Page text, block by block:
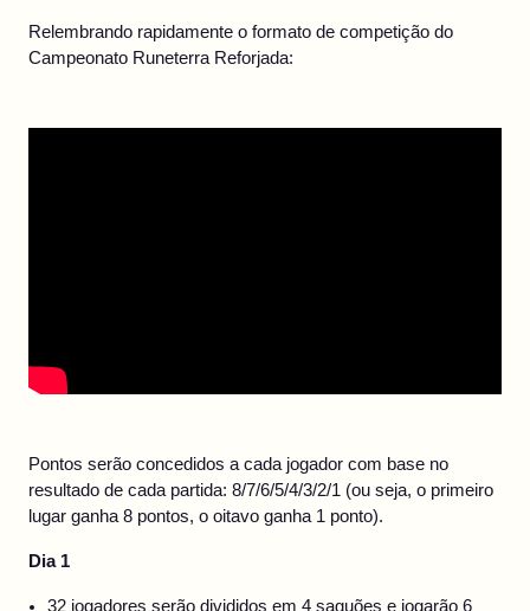
Relembrando rapidamente o formato de competição do
Campeonato Runeterra Reforjada:
Pontos serão concedidos a cada jogador com base no
resultado de cada partida: 8/7/6/5/4/3/2/1 (ou seja, o primeiro
lugar ganha 8 pontos, o oitavo ganha 1 ponto).
Dia 1
32 jogadores serão divididos em 4 saguões e jogarão 6